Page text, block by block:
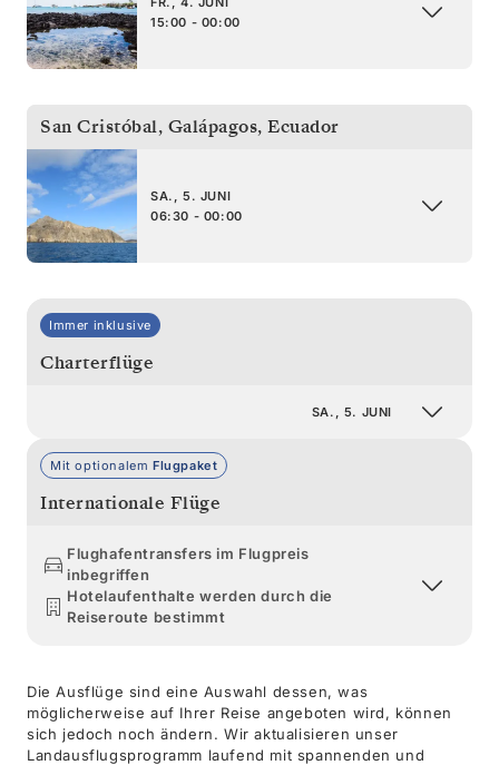
15:00 - 00:00
San Cristóbal, Galápagos, Ecuador
SA., 5. JUNI
06:30 - 00:00
Immer inklusive
Charterflüge
SA., 5. JUNI
Mit optionalem Flugpaket
Internationale Flüge
Flughafentransfers im Flugpreis
inbegriffen
Hotelaufenthalte werden durch die
Reiseroute bestimmt
Die Ausflüge sind eine Auswahl dessen, was
möglicherweise auf Ihrer Reise angeboten wird, können
sich jedoch noch ändern. Wir aktualisieren unser
Landausflugsprogramm laufend mit spannenden und